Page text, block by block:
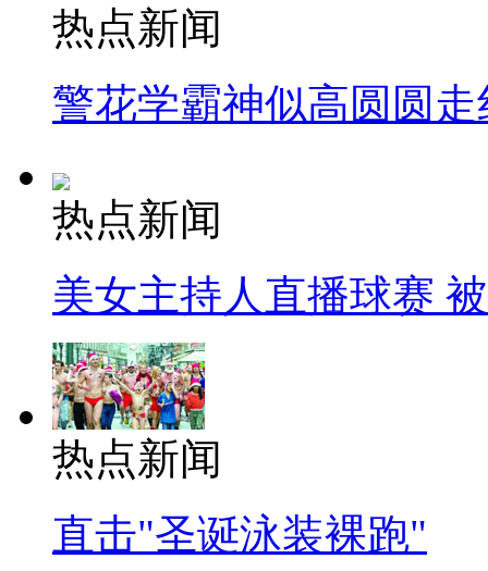
热点新闻
警花学霸神似高圆圆走
热点新闻
美女主持人直播球赛
热点新闻
直击"圣诞泳装裸跑"